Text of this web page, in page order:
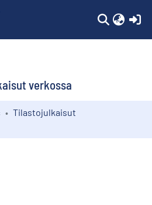
verkossa
Tilastojulkaisut